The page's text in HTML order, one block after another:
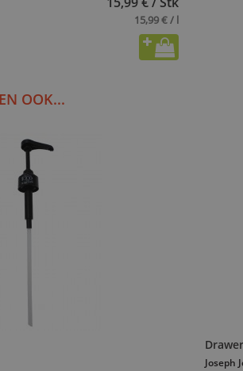
15,99 € / l
OOK...
Joseph